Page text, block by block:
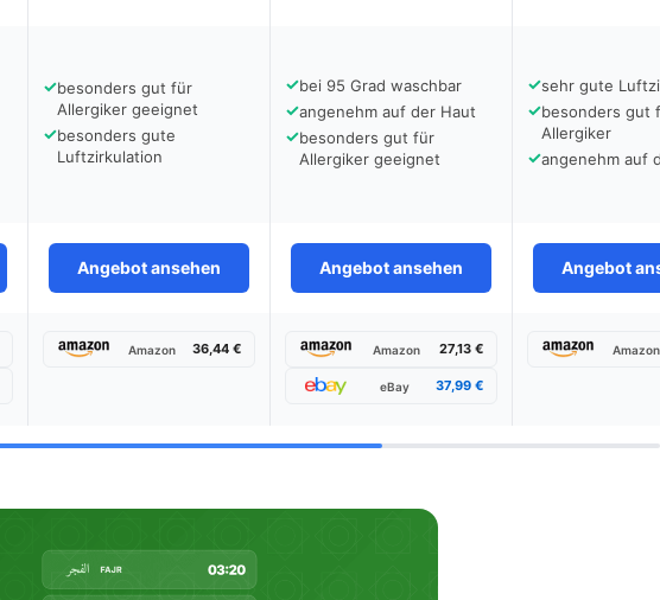
✓besonders gut für
Allergiker geeignet
✓besonders gute
Luftzirkulation
✓bei 95 Grad waschbar
✓angenehm auf der Haut
✓besonders gut für
Allergiker geeignet
✓sehr gute
✓besonders gut
Allergiker
✓angenehm auf
Angebot ansehen Angebot ansehen Angebot
Amazon 36,44 € Amazon 27,13 €
eBay 37,99 €
Amazon